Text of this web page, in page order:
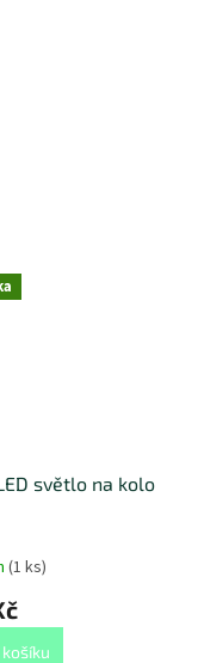
světlo na kolo
(1 ks)
košíku